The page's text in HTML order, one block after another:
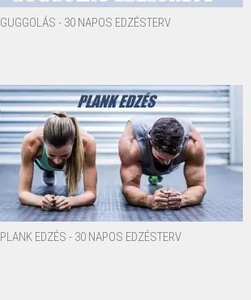
GUGGOLÁS - 30 NAPOS EDZÉSTERV
PLANK EDZÉS - 30 NAPOS EDZÉSTERV